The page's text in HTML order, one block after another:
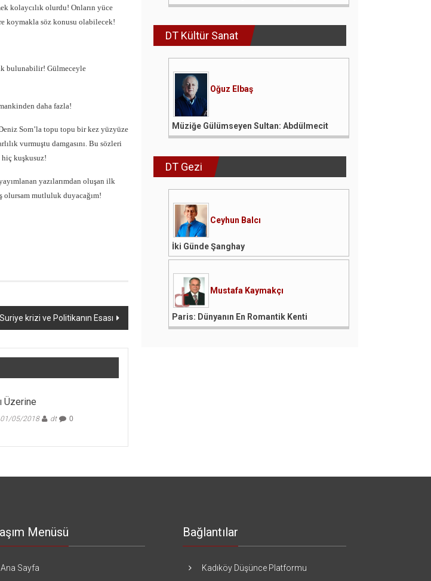
kolaycılık olurdu! Onların yüce
koymakla söz konusu olabilecek!
bulunabilir! Gülmeceyle
daha fazla!
Som’la topu topu bir kez yüzyüze
vurmuştu damgasını. Bu sözleri
kuşkusuz!
yazılarımdan oluşan ilk
olursam mutluluk duyacağım!
Suriye krizi ve Politikanın Esası
Üzerine
01/05/2018 dt 0
DT Kültür Sanat
Oğuz Elbaş
Müziğe Gülümseyen Sultan: Abdülmecit
DT Gezi
Ceyhun Balcı
İki Günde Şanghay
Mustafa Kaymakçı
Paris: Dünyanın En Romantik Kenti
Menüsü
Ana Sayfa
Bağlantılar
Kadıköy Düşünce Platformu